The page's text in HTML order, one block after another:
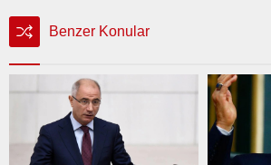
Benzer Konular